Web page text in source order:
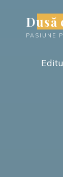
content
Dusă
PASIUNE